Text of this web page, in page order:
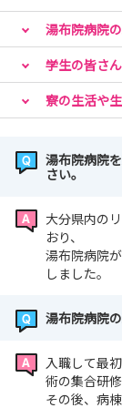
湯布院病院
学生の皆さ
寮の生活や
湯布院病院
さい。
大分県内の
おり、
湯布院病院
しました。
湯布院病院
入職して最
術の集合研
その後、病